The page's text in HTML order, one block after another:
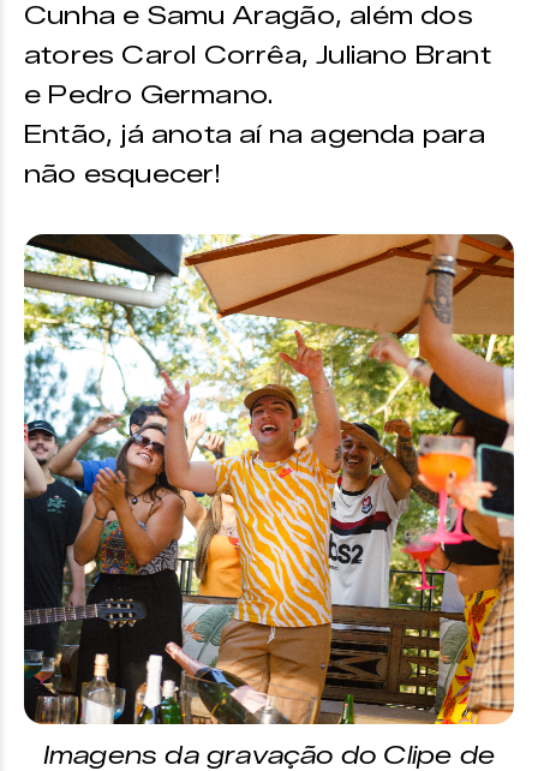
Cunha e Samu Aragão, além dos
atores Carol Corrêa, Juliano Brant
e Pedro Germano.
Então, já anota aí na agenda para
não esquecer!
Imagens da gravação do Clipe de